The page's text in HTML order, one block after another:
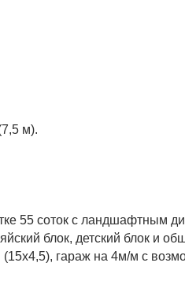
м).
55 соток с ландшафтным
блок, детский блок и
(15х4,5), гараж на 4м/м с